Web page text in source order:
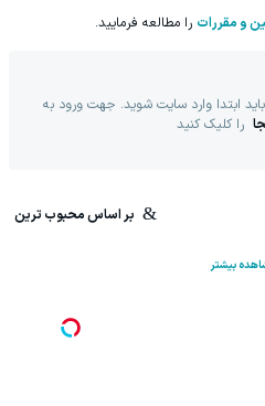
و مقررات را مطالعه فرمایید.
ابتدا وارد سایت شوید. جهت ورود به
را کلیک کنید
بر اساس محبوب ترین
بیشتر